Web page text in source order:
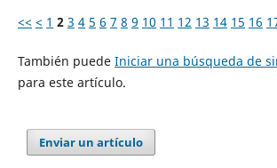
<< < 1 2 3 4 5 6 7 8 9 10 11 12 13 14 15 16
También puede Iniciar una búsqueda de
para este artículo.
Enviar un artículo